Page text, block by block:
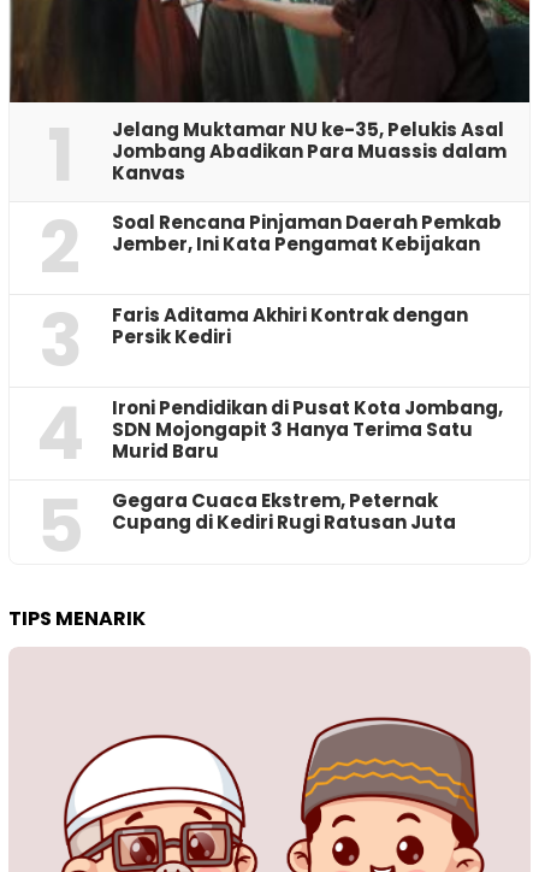
1
Jelang Muktamar NU ke-35, Pelukis Asal
Jombang Abadikan Para Muassis dalam
Kanvas
2
‎Soal Rencana Pinjaman Daerah Pemkab
Jember, Ini Kata Pengamat Kebijakan ‎
3
Faris Aditama Akhiri Kontrak dengan
Persik Kediri
4
Ironi Pendidikan di Pusat Kota Jombang,
SDN Mojongapit 3 Hanya Terima Satu
Murid Baru
5
‎Gegara Cuaca Ekstrem, Peternak
Cupang di Kediri Rugi Ratusan Juta
TIPS MENARIK